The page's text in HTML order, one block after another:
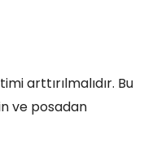
arttırılmalıdır. Bu
ve posadan